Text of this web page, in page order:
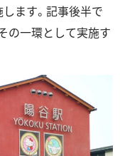
ます。記事後半で
の⼀環として実施す